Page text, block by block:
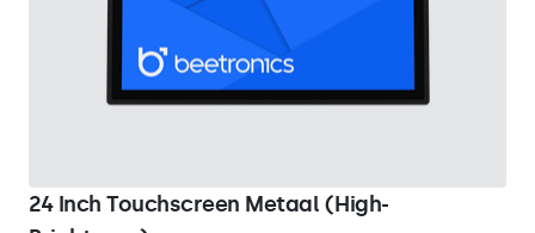
24 Inch Touchscreen Metaal (High-